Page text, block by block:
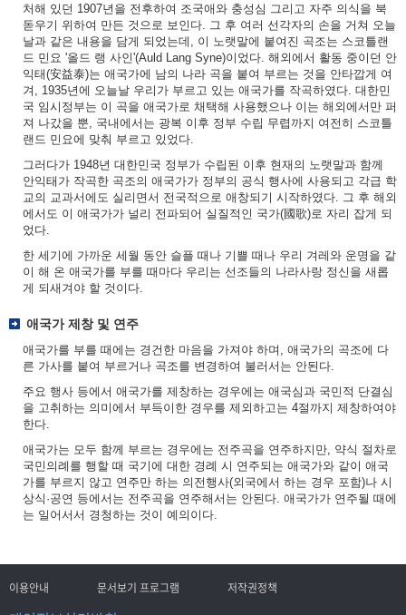
처해 있던 1907년을 전후하여 조국애와 충성심 그리고 자주 의식을 북
돋우기 위하여 만든 것으로 보인다. 그 후 여러 선각자의 손을 거쳐 오늘
날과 같은 내용을 담게 되었는데, 이 노랫말에 붙여진 곡조는 스코틀랜
드 민요 '올드 랭 사인'(Auld Lang Syne)이었다. 해외에서 활동 중이던 안
익태(安益泰)는 애국가에 남의 나라 곡을 붙여 부르는 것을 안타깝게 여
겨, 1935년에 오늘날 우리가 부르고 있는 애국가를 작곡하였다. 대한민
국 임시정부는 이 곡을 애국가로 채택해 사용했으나 이는 해외에서만 퍼
져 나갔을 뿐, 국내에서는 광복 이후 정부 수립 무렵까지 여전히 스코틀
랜드 민요에 맞춰 부르고 있었다.
그러다가 1948년 대한민국 정부가 수립된 이후 현재의 노랫말과 함께
안익태가 작곡한 곡조의 애국가가 정부의 공식 행사에 사용되고 각급 학
교의 교과서에도 실리면서 전국적으로 애창되기 시작하였다. 그 후 해외
에서도 이 애국가가 널리 전파되어 실질적인 국가(國歌)로 자리 잡게 되
었다.
한 세기에 가까운 세월 동안 슬플 때나 기쁠 때나 우리 겨레와 운명을 같
이 해 온 애국가를 부를 때마다 우리는 선조들의 나라사랑 정신을 새롭
게 되새겨야 할 것이다.
애국가 제창 및 연주
애국가를 부를 때에는 경건한 마음을 가져야 하며, 애국가의 곡조에 다
른 가사를 붙여 부르거나 곡조를 변경하여 불러서는 안된다.
주요 행사 등에서 애국가를 제창하는 경우에는 애국심과 국민적 단결심
을 고취하는 의미에서 부득이한 경우를 제외하고는 4절까지 제창하여야
한다.
애국가는 모두 함께 부르는 경우에는 전주곡을 연주하지만, 약식 절차로
국민의례를 행할 때 국기에 대한 경례 시 연주되는 애국가와 같이 애국
가를 부르지 않고 연주만 하는 의전행사(외국에서 하는 경우 포함)나 시
상식·공연 등에서는 전주곡을 연주해서는 안된다. 애국가가 연주될 때에
는 일어서서 경청하는 것이 예의이다.
이용안내 문서보기 프로그램 저작권정책